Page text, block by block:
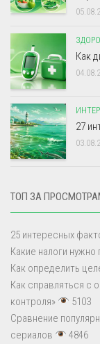
Как
27
ТОП ЗА
25 интересных
Какие налоги нужно
Как определить
Как справляться с
контроля»
5103
Сравнение
сериалов
4846